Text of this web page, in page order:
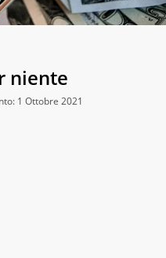
niente
1 Ottobre 2021